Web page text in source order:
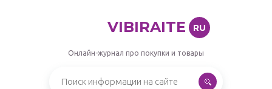
VIBIRAITE RU
Онлайн-журнал про покупки и товары